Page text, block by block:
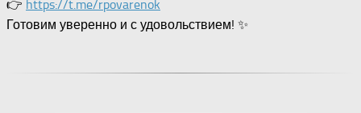
👉 https://t.me/rpovarenok
Готовим уверенно и с удовольствием! ✨